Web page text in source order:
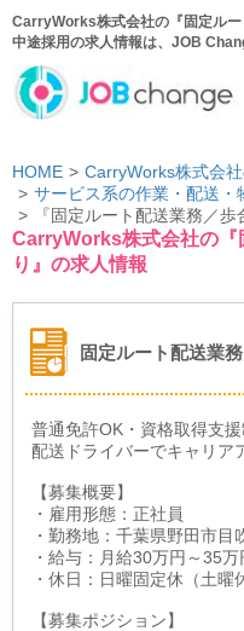
CarryWorks株式会社の『固定ルー
中途採用の求人情報は、JOB
HOME
CarryWorks株式会社
サービス系の作業・配送・
『固定ルート配送業務／
CarryWorks株式会社の『
り』の求人情報
固定ルート配送業
普通免許OK・資格取得支
配送ドライバーでキャリア
【募集概要】
・雇用形態：正社員
・勤務地：千葉県野田市目
・給与：月給30万円～35万
・休日：日曜固定休（土曜
【募集ポジション】